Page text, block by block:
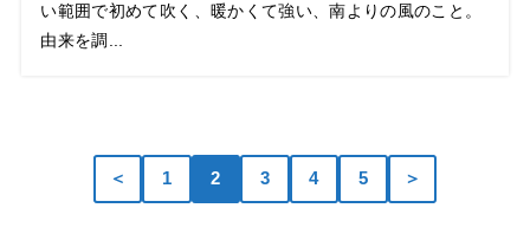
い範囲で初めて吹く、暖かくて強い、南よりの風のこと。
由来を調...
＜ 1 2 3 4 5 ＞